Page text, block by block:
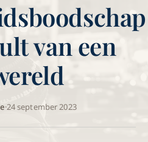
van een
·24 september 2023